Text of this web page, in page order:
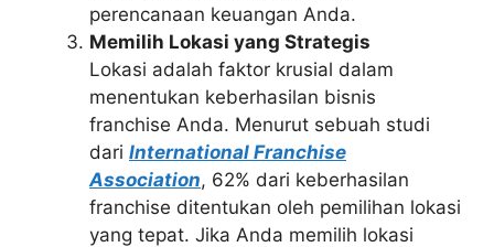
perencanaan keuangan Anda.
Memilih Lokasi yang Strategis
Lokasi adalah faktor krusial dalam
menentukan keberhasilan bisnis
franchise Anda. Menurut sebuah studi
dari International Franchise
Association, 62% dari keberhasilan
franchise ditentukan oleh pemilihan lokasi
yang tepat. Jika Anda memilih lokasi